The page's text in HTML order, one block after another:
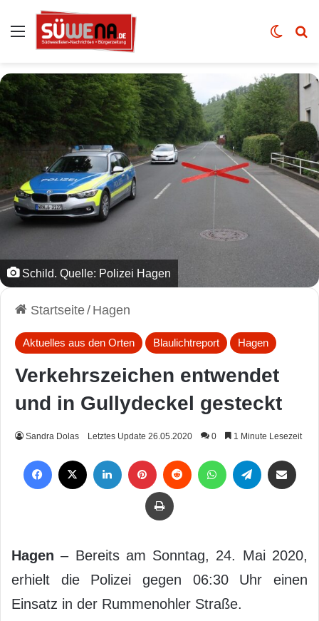
Auswahl Skin
Schild. Quelle: Polizei Hagen
Startseite/ Hagen
Aktuelles aus den Orten Blaulichtreport Hagen
Verkehrszeichen entwendet
und in Gullydeckel gesteckt
Sandra Dolas Letztes Update 26.05.2020 0 1 Minute Lesezeit
Drucken
Hagen – Bereits am Sonntag, 24. Mai 2020,
erhielt die Polizei gegen 06:30 Uhr einen
Einsatz in der Rummenohler Straße.